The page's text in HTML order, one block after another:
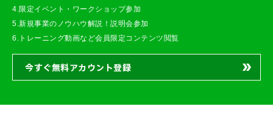
4.限定イベント・ワークショップ参加
5.新規事業のノウハウ解説！説明会参加
6.トレーニング動画など会員限定コンテンツ閲覧
今すぐ無料アカウント登録